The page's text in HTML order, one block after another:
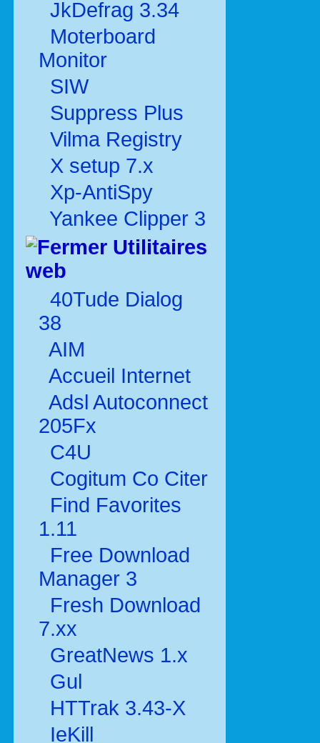
JkDefrag 3.34
Moterboard
Monitor
SIW
Suppress Plus
Vilma Registry
X setup 7.x
Xp-AntiSpy
Yankee Clipper 3
Utilitaires
web
40Tude Dialog
38
AIM
Accueil Internet
Adsl Autoconnect
205Fx
C4U
Cogitum Co Citer
Find Favorites
1.11
Free Download
Manager 3
Fresh Download
7.xx
GreatNews 1.x
Gul
HTTrak 3.43-X
IeKill